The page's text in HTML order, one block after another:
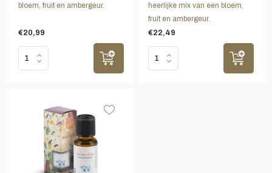
bloem, fruit en ambergeur.
€20,99
heerlijke mix van een bloem,
fruit en ambergeur.
€22,49